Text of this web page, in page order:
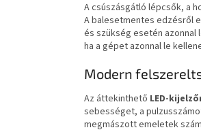
A csúszásgátló lépcsők, a
A balesetmentes edzésről
és szükség esetén azonnal
ha a gépet azonnal le
Modern
Az áttekinthető LED-
sebességet, a
megmászott emeletek